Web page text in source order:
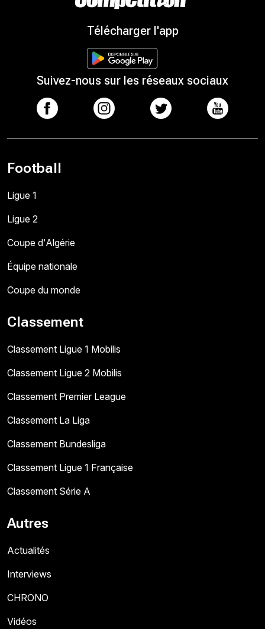
Télécharger l'app
Suivez-nous sur les réseaux sociaux
Football
Ligue 1
Ligue 2
Coupe d'Algérie
Équipe nationale
Coupe du monde
Classement
Classement Ligue 1 Mobilis
Classement Ligue 2 Mobilis
Classement Premier League
Classement La Liga
Classement Bundesliga
Classement Ligue 1 Française
Classement Série A
Autres
Actualités
Interviews
CHRONO
Vidéos